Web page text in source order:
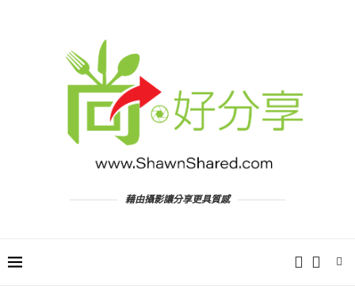
藉由攝影讓分享更具質感